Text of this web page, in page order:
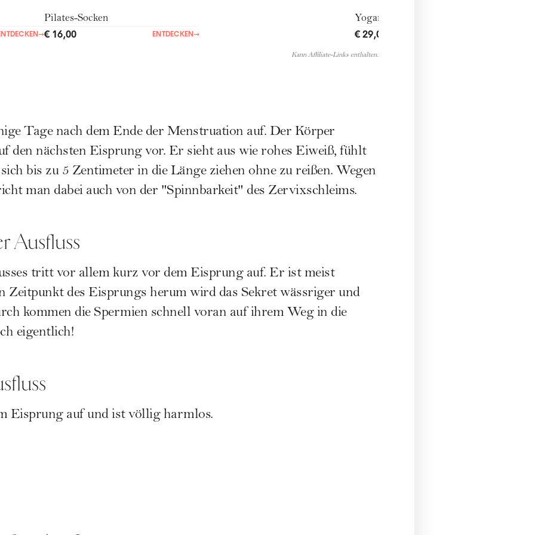
→
Pilates-Socken
€ 16,00 ENTDECKEN→
Yogamatte
€ 29,00
Kann Affiliate-Links enthalten.
Tage nach dem Ende der Menstruation auf. Der Körper
den nächsten Eisprung vor. Er sieht aus wie rohes Eiweiß, fühlt
bis zu 5 Zentimeter in die Länge ziehen ohne zu reißen. Wegen
man dabei auch von der "Spinnbarkeit" des Zervixschleims.
Ausfluss
tritt vor allem kurz vor dem Eisprung auf. Er ist meist
Zeitpunkt des Eisprungs herum wird das Sekret wässriger und
kommen die Spermien schnell voran auf ihrem Weg in die
eigentlich!
Eisprung auf und ist völlig harmlos.